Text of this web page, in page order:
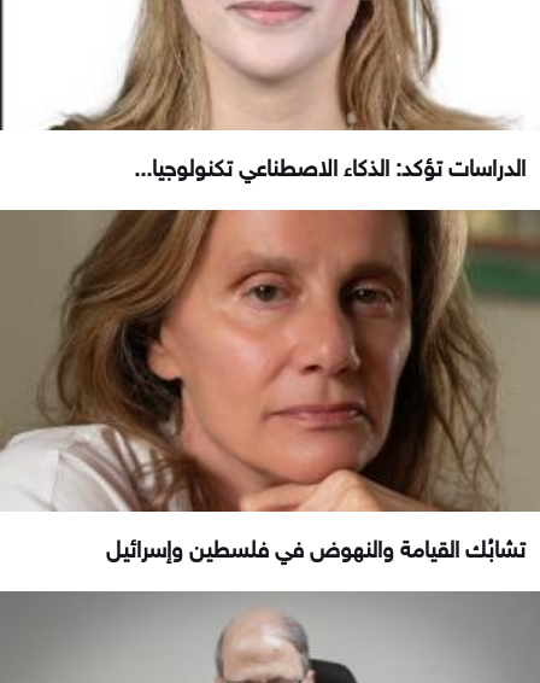
الدراسات تؤكد: الذكاء الاصطناعي تكنولوجيا...
تشابُك القيامة والنهوض في فلسطين وإسرائيل